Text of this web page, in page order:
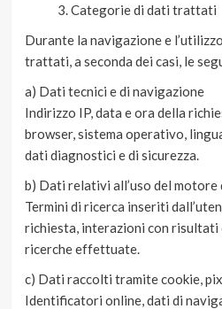
Categorie di dati trattati
Durante la navigazione e
trattati, a seconda dei casi, le
a) Dati tecnici e di navigazione
Indirizzo IP, data e ora della
browser, sistema operativo,
dati diagnostici e di sicurezza.
b) Dati relativi all’uso del motore
Termini di ricerca inseriti
richiesta, interazioni con risultati
ricerche effettuate.
c) Dati raccolti tramite cookie,
Identificatori online, dati di